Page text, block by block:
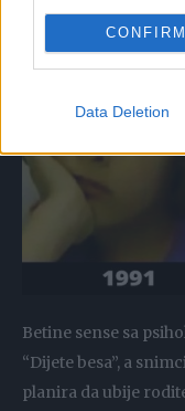
CONFIRM
Data Deletion
Betine sense sa
“Dijete besa”, a
planira da ubije